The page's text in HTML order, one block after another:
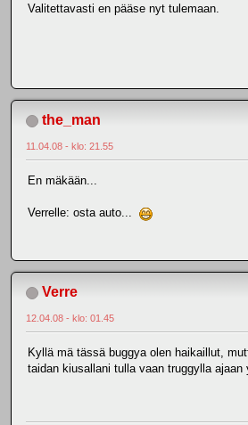
Valitettavasti en pääse nyt tulemaan.
the_man
11.04.08 - klo: 21.55
En mäkään...
Verrelle: osta auto...
Verre
12.04.08 - klo: 01.45
Kyllä mä tässä buggya olen haikaillut,
taidan kiusallani tulla vaan truggylla ajaan